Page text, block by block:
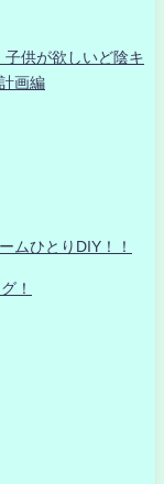
供が欲しいど陰キ
画編
ムひとりDIY！！
！